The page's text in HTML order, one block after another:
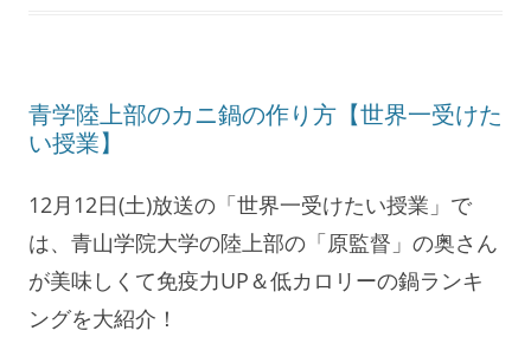
青学陸上部のカニ鍋の作り方【世界一受けた
い授業】
12月12日(土)放送の「世界一受けたい授業」で
は、青山学院大学の陸上部の「原監督」の奥さん
が美味しくて免疫力UP＆低カロリーの鍋ランキ
ングを大紹介！